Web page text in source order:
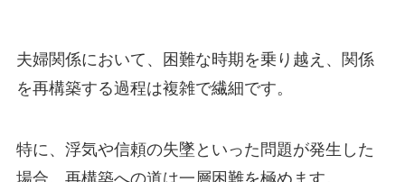
夫婦関係において、困難な時期を乗り越え、関係
を再構築する過程は複雑で繊細です。
特に、浮気や信頼の失墜といった問題が発生した
場合、再構築への道は一層困難を極めます。